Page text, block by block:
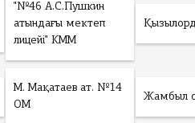
"№46 А.С.Пушкин
атындағы мектеп
лицейі" КММ
М. Мақатаев ат. №14
ОМ
Жамбыл